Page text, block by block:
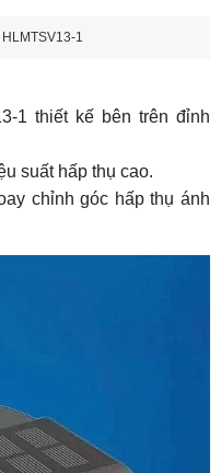
1
1 thiết kế bên trên đỉnh
suất hấp thụ cao.
chỉnh góc hấp thụ ánh